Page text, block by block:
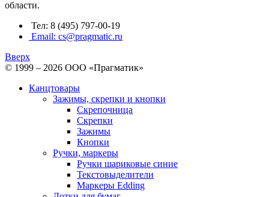
области.
Тел: 8 (495) 797-00-19
Email: cs@pragmatic.ru
Вверх
© 1999 – 2026 ООО «Прагматик»
Канцтовары
Зажимы, скрепки и кнопки
Скрепочница
Скрепки
Зажимы
Кнопки
Ручки, маркеры
Ручки шариковые синие
Текстовыделители
Маркеры Edding